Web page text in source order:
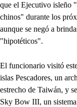
que el Ejecutivo isleño
chinos" durante los
aunque se negó a
"hipotéticos".
El funcionario visitó
islas Pescadores, un
estrecho de Taiwán, y
Sky Bow III, un